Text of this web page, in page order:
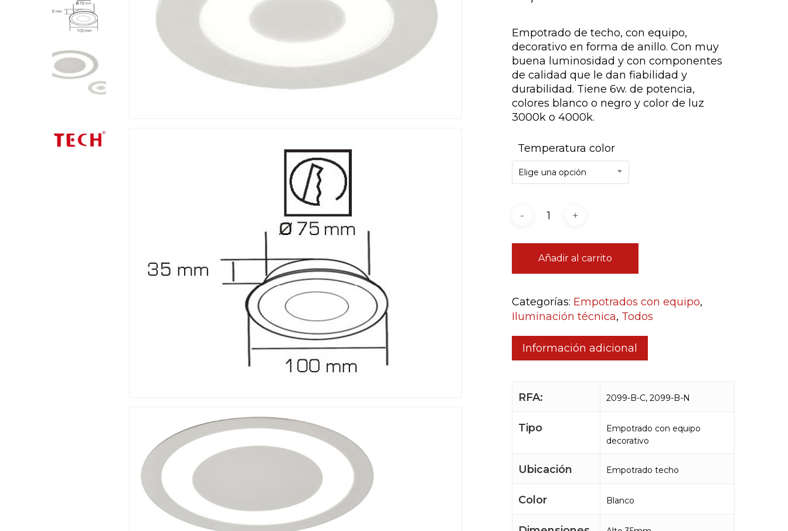
Empotrado de techo, con equipo,
decorativo en forma de anillo. Con muy
buena luminosidad y con componentes
de calidad que le dan fiabilidad y
durabilidad. Tiene 6w. de potencia,
colores blanco o negro y color de luz
3000k o 4000k.
Temperatura color
Elige una opción
Añadir al carrito
Categorías: Empotrados con equipo,
Iluminación técnica, Todos
Información adicional
RFA: 2099-B-C, 2099-B-N
Tipo
Empotrado con equipo
decorativo
Ubicación Empotrado techo
Color Blanco